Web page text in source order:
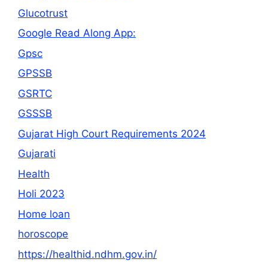
Glucotrust
Google Read Along App:
Gpsc
GPSSB
GSRTC
GSSSB
Gujarat High Court Requirements 2024
Gujarati
Health
Holi 2023
Home loan
horoscope
https://healthid.ndhm.gov.in/